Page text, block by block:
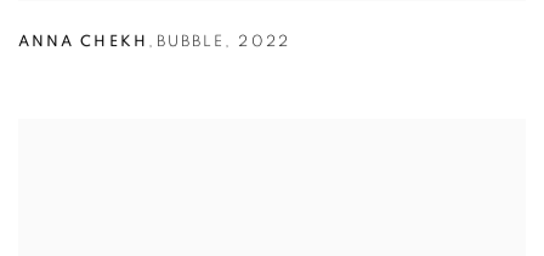
ANNA CHEKH , BUBBLE , 2022